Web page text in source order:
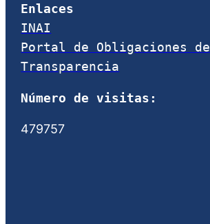
Enlaces
INAI
Portal de Obligaciones de
Transparencia
Número de visitas:
479757